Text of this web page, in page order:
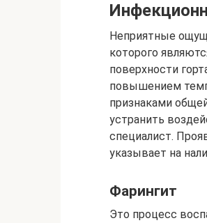
Неприятные
которого
поверхности
повышением
признаками
устранить
специалист.
указывает на
Фарингит
Это процесс